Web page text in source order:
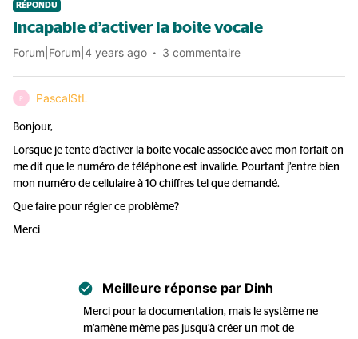
RÉPONDU
Incapable d’activer la boite vocale
Forum|Forum|4 years ago 3 commentaire
P PascalStL
Bonjour,
Lorsque je tente d’activer la boite vocale associée avec mon forfait on
me dit que le numéro de téléphone est invalide. Pourtant j’entre bien
mon numéro de cellulaire à 10 chiffres tel que demandé.
Que faire pour régler ce problème?
Merci
Meilleure réponse par Dinh
Merci pour la documentation, mais le système ne
m’amène même pas jusqu’à créer un mot de